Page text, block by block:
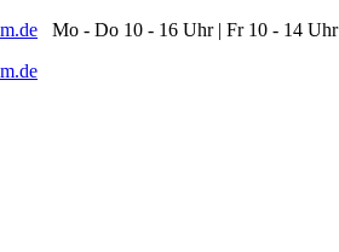
Mo - Do 10 - 16 Uhr | Fr 10 - 14 Uhr